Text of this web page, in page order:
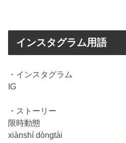
インスタグラム用語
・インスタグラム
IG
・ストーリー
限時動態
xiànshí dòngtài